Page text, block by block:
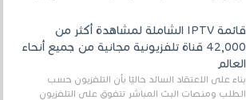
قائمة IPTV الشاملة لمشاهدة أكثر من
42,000 قناة تلفزيونية مجانية من جميع أنحاء
العالم
بناءً على الاعتقاد السائد حاليًا بأن التلفزيون حسب
الطلب ومنصات البث المباشر تتفوق على التلفزيون